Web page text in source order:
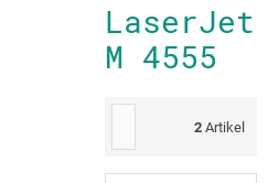
LaserJet
M 4555
2 Artikel